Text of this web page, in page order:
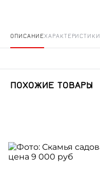
ОПИСАНИЕХАРАКТЕРИСТИКИ
ПОХОЖИЕ ТОВАРЫ